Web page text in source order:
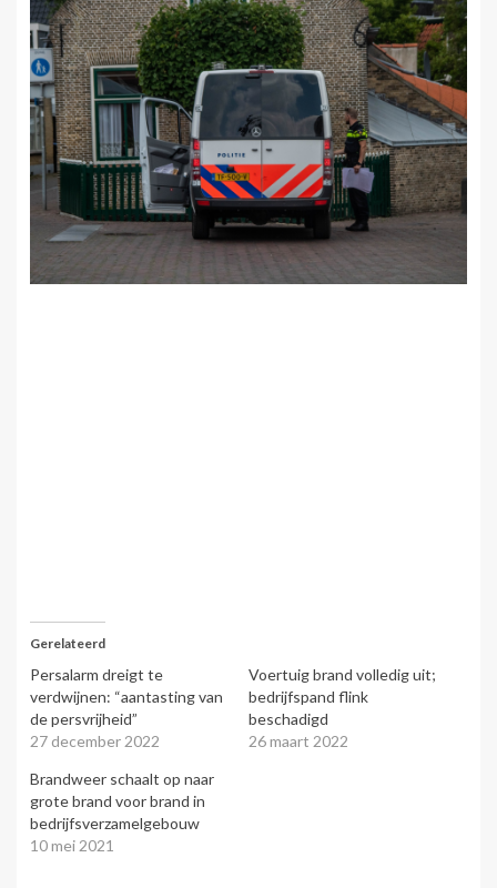
Gerelateerd
Persalarm dreigt te
verdwijnen: “aantasting van
de persvrijheid”
27 december 2022
Voertuig brand volledig uit;
bedrijfspand flink
beschadigd
26 maart 2022
Brandweer schaalt op naar
grote brand voor brand in
bedrijfsverzamelgebouw
10 mei 2021